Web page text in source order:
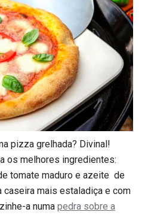
pizza grelhada? Divinal!
os melhores ingredientes:
tomate maduro e azeite de
caseira mais estaladiça e com
a numa pedra sobre a